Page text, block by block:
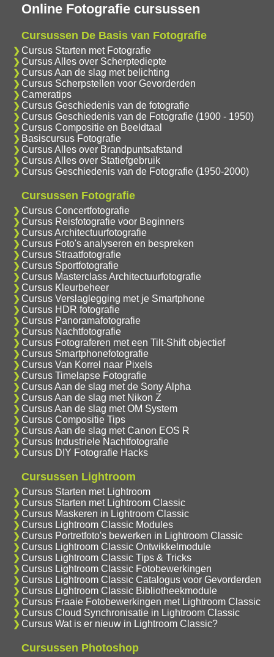
Online Fotografie cursussen
Cursussen De Basis van Fotografie
Cursus Starten met Fotografie
Cursus Alles over Scherptediepte
Cursus Aan de slag met belichting
Cursus Scherpstellen voor Gevorderden
Cameratips
Cursus Geschiedenis van de fotografie
Cursus Geschiedenis van de Fotografie (1900 - 1950)
Cursus Compositie en Beeldtaal
Basiscursus Fotografie
Cursus Alles over Brandpuntsafstand
Cursus Alles over Statiefgebruik
Cursus Geschiedenis van de Fotografie (1950-2000)
Cursussen Fotografie
Cursus Concertfotografie
Cursus Reisfotografie voor Beginners
Cursus Architectuurfotografie
Cursus Foto's analyseren en bespreken
Cursus Straatfotografie
Cursus Sportfotografie
Cursus Masterclass Architectuurfotografie
Cursus Kleurbeheer
Cursus Verslaglegging met je Smartphone
Cursus HDR fotografie
Cursus Panoramafotografie
Cursus Nachtfotografie
Cursus Fotograferen met een Tilt-Shift objectief
Cursus Smartphonefotografie
Cursus Van Korrel naar Pixels
Cursus Timelapse Fotografie
Cursus Aan de slag met de Sony Alpha
Cursus Aan de slag met Nikon Z
Cursus Aan de slag met OM System
Cursus Compositie Tips
Cursus Aan de slag met Canon EOS R
Cursus Industriele Nachtfotografie
Cursus DIY Fotografie Hacks
Cursussen Lightroom
Cursus Starten met Lightroom
Cursus Starten met Lightroom Classic
Cursus Maskeren in Lightroom Classic
Cursus Lightroom Classic Modules
Cursus Portretfoto's bewerken in Lightroom Classic
Cursus Lightroom Classic Ontwikkelmodule
Cursus Lightroom Classic Tips & Tricks
Cursus Lightroom Classic Fotobewerkingen
Cursus Lightroom Classic Catalogus voor Gevorderden
Cursus Lightroom Classic Bibliotheekmodule
Cursus Fraaie Fotobewerkingen met Lightroom Classic
Cursus Cloud Synchronisatie in Lightroom Classic
Cursus Wat is er nieuw in Lightroom Classic?
Cursussen Photoshop